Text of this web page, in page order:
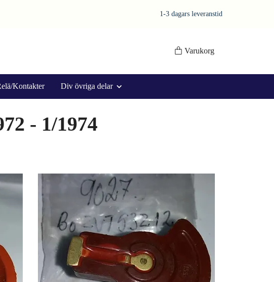
1-3 dagars leveranstid
Varukorg
Kontakter Div övriga delar
- 1/1974